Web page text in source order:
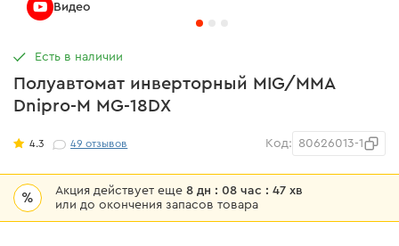
Полуавтомат инверторный MIG/MMA
Dnipro-M MG-18DX
4.3 49отзывов Код: 80626013-1
% Акция действует еще8 дн : 08 час : 47 хв
или до окончения запасов товара
Есть в наличии
Видео